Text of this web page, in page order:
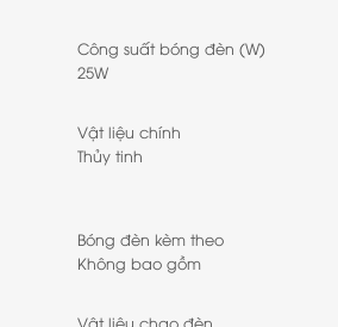
Công suất bóng đèn (W)
25W
Vật liệu chính
Thủy tinh
Bóng đèn kèm theo
Không bao gồm
Vật liệu chao đèn